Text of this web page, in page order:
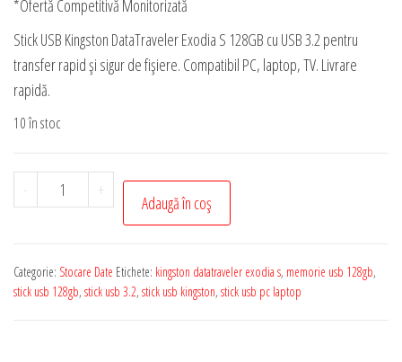
*Ofertă Competitivă Monitorizată
Stick USB Kingston DataTraveler Exodia S 128GB cu USB 3.2 pentru
transfer rapid și sigur de fișiere. Compatibil PC, laptop, TV. Livrare
rapidă.
10 în stoc
-
Cantitate
Stick
DataTraveler
+
Adaugă în coș
Categorie: Stocare Date Etichete: kingston datatraveler exodia s, memorie usb 128gb,
stick usb 128gb, stick usb 3.2, stick usb kingston, stick usb pc laptop